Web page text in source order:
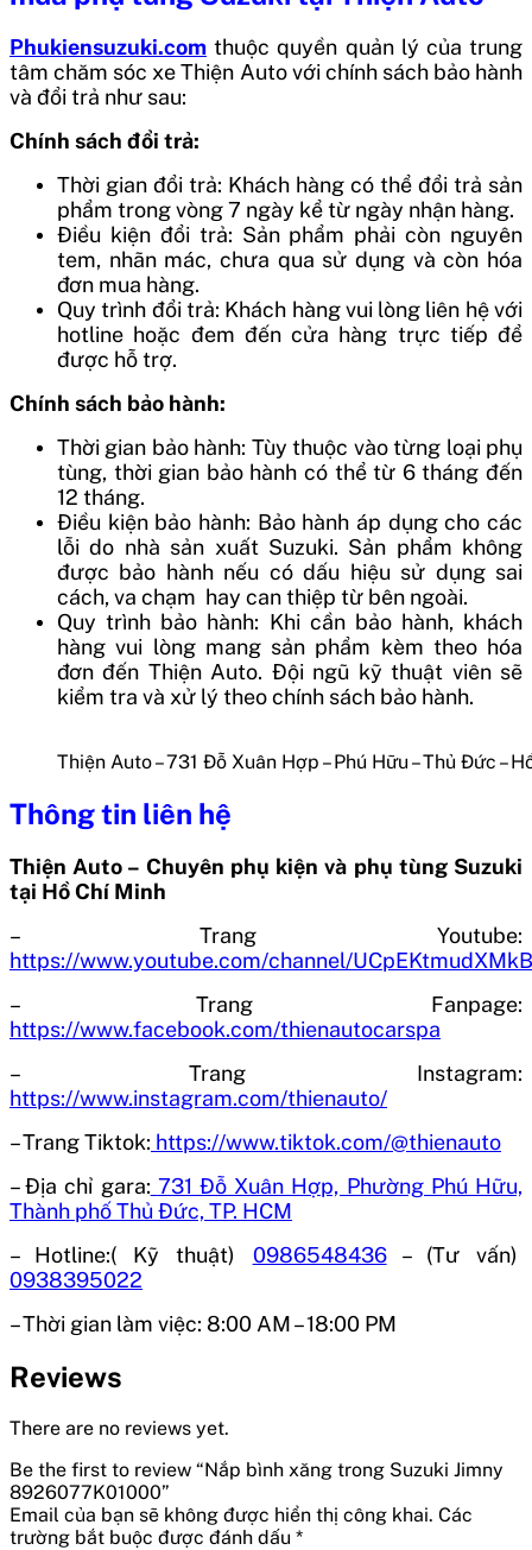
Phukiensuzuki.com thuộc quyền quản lý của trung
tâm chăm sóc xe Thiện Auto với chính sách bảo hành
và đổi trả như sau:
Chính sách đổi trả:
Thời gian đổi trả: Khách hàng có thể đổi trả sản
phẩm trong vòng 7 ngày kể từ ngày nhận hàng.
Điều kiện đổi trả: Sản phẩm phải còn nguyên
tem, nhãn mác, chưa qua sử dụng và còn hóa
đơn mua hàng.
Quy trình đổi trả: Khách hàng vui lòng liên hệ với
hotline hoặc đem đến cửa hàng trực tiếp để
được hỗ trợ.
Chính sách bảo hành:
Thời gian bảo hành: Tùy thuộc vào từng loại phụ
tùng, thời gian bảo hành có thể từ 6 tháng đến
12 tháng.
Điều kiện bảo hành: Bảo hành áp dụng cho các
lỗi do nhà sản xuất Suzuki. Sản phẩm không
được bảo hành nếu có dấu hiệu sử dụng sai
cách, va chạm hay can thiệp từ bên ngoài.
Quy trình bảo hành: Khi cần bảo hành, khách
hàng vui lòng mang sản phẩm kèm theo hóa
đơn đến Thiện Auto. Đội ngũ kỹ thuật viên sẽ
kiểm tra và xử lý theo chính sách bảo hành.
Thiện Auto – 731 Đỗ Xuân Hợp – Phú Hữu – Thủ Đức –
Thông tin liên hệ
Thiện Auto – Chuyên phụ kiện và phụ tùng Suzuki
tại Hồ Chí Minh
– Trang Youtube:
https://www.youtube.com/channel/
– Trang Fanpage:
https://www.facebook.com/thienautocarspa
– Trang Instagram:
https://www.instagram.com/thienauto/
– Trang Tiktok: https://www.tiktok.com/@thienauto
– Địa chỉ gara: 731 Đỗ Xuân Hợp, Phường Phú Hữu,
Thành phố Thủ Đức, TP. HCM
– Hotline:( Kỹ thuật) 0986548436– (Tư vấn)
0938395022
– Thời gian làm việc: 8:00 AM – 18:00 PM
Reviews
There are no reviews yet.
Be the first to review “Nắp bình xăng trong Suzuki Jimny
8926077K01000”
Email của bạn sẽ không được hiển thị công khai. Các
trường bắt buộc được đánh dấu *